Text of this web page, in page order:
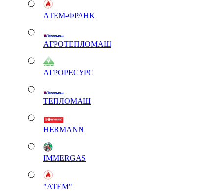
АТЕМ-ФРАНК
АГРОТЕПЛОМАШ
АГРОРЕСУРС
ТЕПЛОМАШ
HERMANN
IMMERGAS
"АТЕМ"